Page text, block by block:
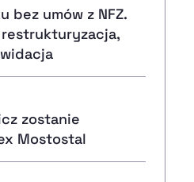
bez umów z NFZ.
zostanie
Mostostal